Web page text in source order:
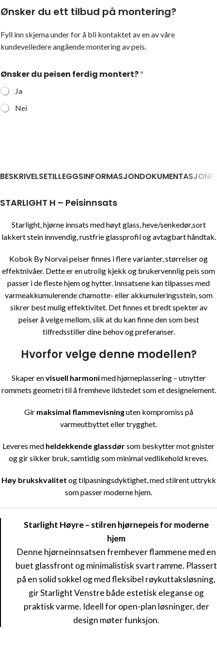
Ønsker du ett tilbud på montering?
Fyll inn skjema under for å bli kontaktet av en av våre
kundeveiledere angående montering av peis.
Ønsker du peisen ferdig montert?*
Ja
Nei
BESKRIVELSETILLEGGSINFORMASJONDOKUMENTASJON
STARLIGHT H – Peisinnsats
Starlight, hjørne innsats med høyt glass, heve/senkedør,sort
lakkert stein innvendig, rustfrie glassprofil og avtagbart håndtak.
Kobok By Norvai peiser finnes i flere varianter, størrelser og
effektnivåer. Dette er en utrolig kjekk og brukervennlig peis som
passer i de fleste hjem og hytter. Innsatsene kan tilpasses med
varmeakkumulerende chamotte- eller akkumuleringsstein, som
sikrer best mulig effektivitet. Det finnes et bredt spekter av
peiser å velge mellom, slik at du kan finne den som best
tilfredsstiller dine behov og preferanser.
Hvorfor velge denne modellen?
Skaper envisuell harmonimed hjørneplassering – utnytter
rommets geometri til å fremheve ildstedet som et designelement.
Gir maksimal flammevisninguten kompromiss på
varmeutbyttet eller trygghet.
Leveres med heldekkende glassdørsom beskytter mot gnister
og gir sikker bruk, samtidig som minimal vedlikehold kreves.
Høy brukskvalitet og tilpasningsdyktighet, med stilrent uttrykk
som passer moderne hjem.
Starlight Høyre – stilren hjørnepeis for moderne
hjem
Denne hjørneinnsatsen fremhever flammene med en
buet glassfront og minimalistisk svart ramme. Plassert
på en solid sokkel og med fleksibel røykuttaksløsning,
gir Starlight Venstre både estetisk eleganse og
praktisk varme. Ideell for open-plan løsninger, der
design møter funksjon.